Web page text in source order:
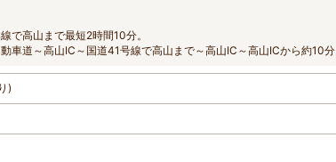
で高山まで最短2時間10分。
車道～高山IC～国道41号線で高山まで～高山IC～高山ICから約10分
)